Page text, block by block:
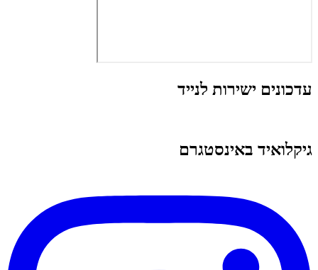
עדכונים ישירות לנייד
גיקלואיד באינסטגרם